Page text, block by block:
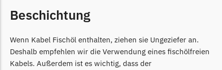
Sunseeker
TECH Line
TECH Line Messer
Beschichtung
Wenn Kabel Fischöl enthalten, ziehen sie Ungeziefer an.
Deshalb empfehlen wir die Verwendung eines fischölfreien
Kabels. Außerdem ist es wichtig, dass der